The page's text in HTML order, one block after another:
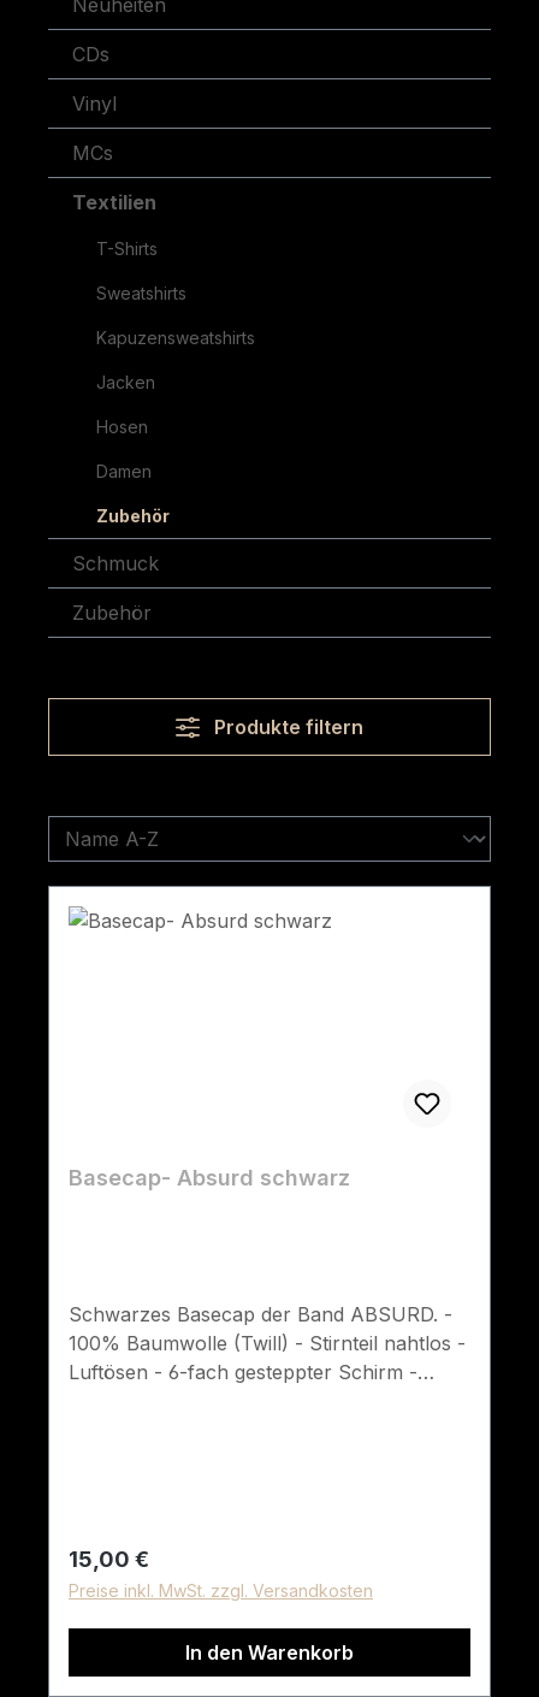
Neuheiten
CDs
Vinyl
MCs
Textilien
T-Shirts
Sweatshirts
Kapuzensweatshirts
Jacken
Hosen
Damen
Zubehör
Schmuck
Zubehör
Produkte filtern
Basecap- Absurd schwarz
Schwarzes Basecap der Band ABSURD. -
100% Baumwolle (Twill) - Stirnteil nahtlos -
Luftösen - 6-fach gesteppter Schirm -
Regulärer Preis:
15,00 €
Preise inkl. MwSt. zzgl. Versandkosten
In den Warenkorb